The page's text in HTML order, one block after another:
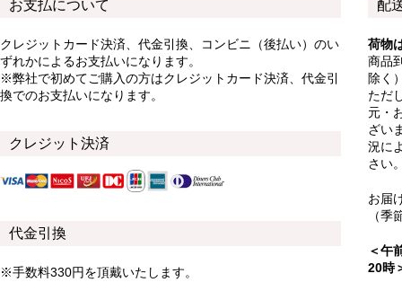
お支払について
クレジットカード決済、代金引換、コンビニ（後払い）のい
ずれかによるお支払いになります。
※弊社で初めてご購入の方はクレジットカード決済、代金引
換でのお支払いになります。
クレジット決済
代金引換
※手数料330円を頂戴いたします。
配
荷物
商品
除く
ただ
元・
ざい
況に
さい
お届
（
＜午
20時